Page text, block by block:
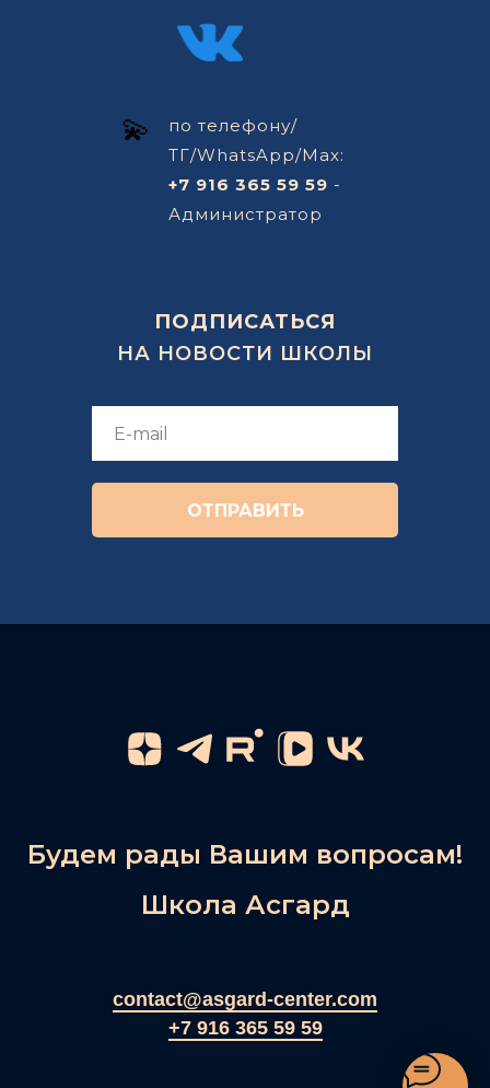
ПОДПИСАТЬСЯ
НА НОВОСТИ ШКОЛЫ
по телефону/
ТГ/WhatsApp/Max:
+7 916 365 59 59 -
Администратор
💫
ОТПРАВИТЬ
Будем рады Вашим вопросам!
Школа Асгард
contact@asgard-center.com
+7 916 365 59 59